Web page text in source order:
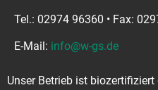
Tel.: 02974 96360 • Fax:
E-Mail: info@w-gs.de
Unser Betrieb ist